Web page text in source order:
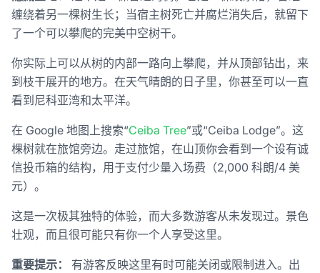
缠绕着另一棵树生长；当宿主树死亡并腐烂消失后，就留下
了一个可以攀爬的完美中空树干。
你实际上可以从树的内部一路向上攀爬，并从顶部钻出，来
到枝干展开的地方。在天气晴朗的日子里，你甚至可以一直
看到尼科亚湾和太平洋。
在 Google 地图上搜索“Ceiba Tree”或“Ceiba Lodge”。这
棵树就在旅馆旁边。走过旅馆，在山顶你会看到一个设有诚
信投币箱的结构，用于支付少量入场费（2,000 科朗/4 美
元）。
这是一次极其独特的体验，而大多数游客从未发现过。景色
壮观，而且很可能只有你一个人享受这里。
重要提示：
有游客反映这里有时可能关闭或限制进入。出